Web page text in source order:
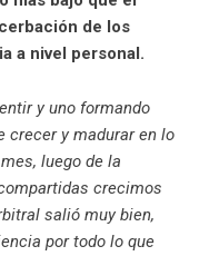
de los
a nivel personal.
y uno formando
crecer y madurar en lo
luego de la
crecimos
salió muy bien,
por todo lo que